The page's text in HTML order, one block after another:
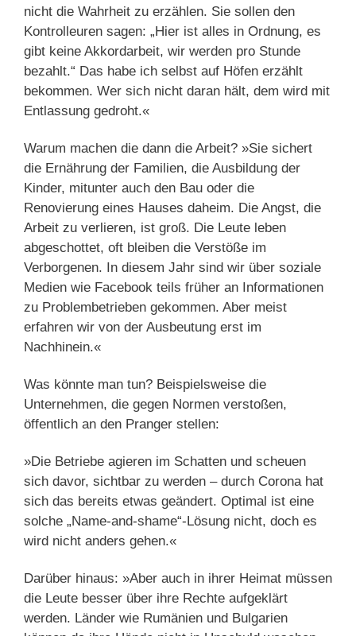
nicht die Wahrheit zu erzählen. Sie sollen den
Kontrolleuren sagen: „Hier ist alles in Ordnung, es
gibt keine Akkordarbeit, wir werden pro Stunde
bezahlt.“ Das habe ich selbst auf Höfen erzählt
bekommen. Wer sich nicht daran hält, dem wird mit
Entlassung gedroht.«
Warum machen die dann die Arbeit? »Sie sichert
die Ernährung der Familien, die Ausbildung der
Kinder, mitunter auch den Bau oder die
Renovierung eines Hauses daheim. Die Angst, die
Arbeit zu verlieren, ist groß. Die Leute leben
abgeschottet, oft bleiben die Verstöße im
Verborgenen. In diesem Jahr sind wir über soziale
Medien wie Facebook teils früher an Informationen
zu Problembetrieben gekommen. Aber meist
erfahren wir von der Ausbeutung erst im
Nachhinein.«
Was könnte man tun? Beispielsweise die
Unternehmen, die gegen Normen verstoßen,
öffentlich an den Pranger stellen:
»Die Betriebe agieren im Schatten und scheuen
sich davor, sichtbar zu werden – durch Corona hat
sich das bereits etwas geändert. Optimal ist eine
solche „Name-and-shame“-Lösung nicht, doch es
wird nicht anders gehen.«
Darüber hinaus: »Aber auch in ihrer Heimat müssen
die Leute besser über ihre Rechte aufgeklärt
werden. Länder wie Rumänien und Bulgarien